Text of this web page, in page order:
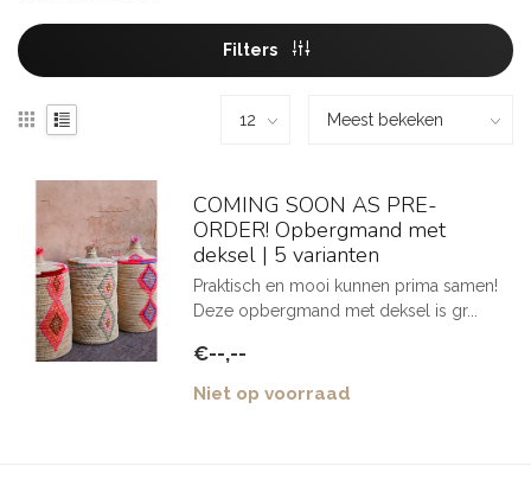
Filters
COMING SOON AS PRE-
ORDER! Opbergmand met
deksel | 5 varianten
Praktisch en mooi kunnen prima samen!
Deze opbergmand met deksel is gr...
€--,--
Niet op voorraad